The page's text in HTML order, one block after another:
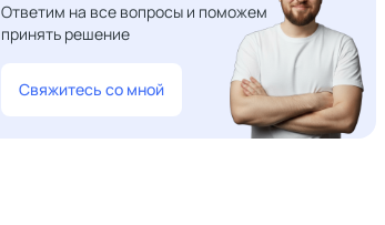
Ответим на все вопросы и поможем
принять решение
Свяжитесь со мной